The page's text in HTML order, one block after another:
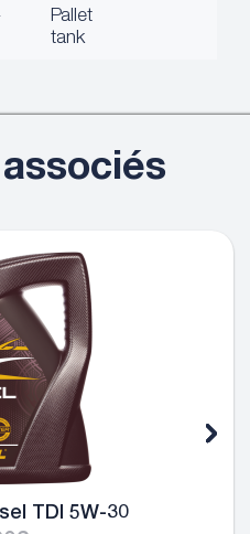
Pallet
tank
TDI 5W-30